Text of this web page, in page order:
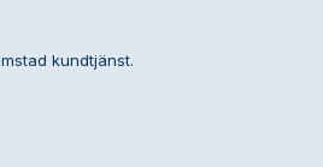
kundtjänst.